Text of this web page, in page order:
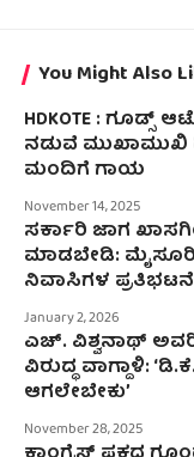
You Might Also
HDKOTE :
ನಡುವೆ ಮುಖಾಮುಖಿ
ಮಂದಿಗೆ ಗಾಯ
November 14, 2025
ಸರ್ಕಾರಿ ಜಾಗ
ಮಾಡಬೇಡಿ:
ನಿವಾಸಿಗಳ ಪ್ರತಿಭಟನೆ
January 2, 2026
ಎಚ್. ವಿಶ್ವನಾಥ್
ವಿರುದ್ಧ ವಾಗ್ದಾಳಿ:
ಆಗಲೇಬೇಕು’
November 28, 2025